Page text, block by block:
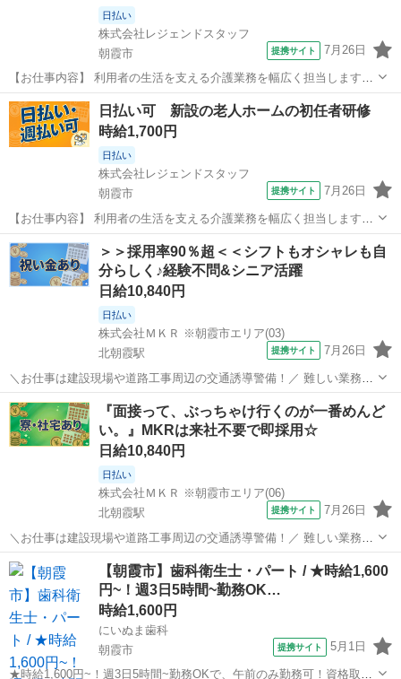
日払い
株式会社レジェンドスタッフ
朝霞市
提携サイト 7月26日
【お仕事内容】 利用者の生活を支える介護業務を幅広く担当します。
◆ 掃除・洗濯・買い物の手伝いから送迎まで多彩な業務。 ◆ アフタ
ーフォローで働きやすさをサポートします。 ※ 登録制のため紹介案件
は応募時で変わります。 ...
埼玉 朝霞市 介護
日払い可 新設の老人ホームの初任者研修
時給1,700円
日払い
株式会社レジェンドスタッフ
朝霞市
提携サイト 7月26日
【お仕事内容】 利用者の生活を支える介護業務を幅広く担当します。
◆ 掃除・洗濯・買い物の手伝いから送迎まで多彩な業務。 ◆ アフタ
ーフォローで働きやすさをサポートします。 ※ 登録制のため紹介案件
は応募時で変わります。 ...
埼玉 朝霞市 介護
＞＞採用率90％超＜＜シフトもオシャレも自
分らしく♪経験不問&シニア活躍
日給10,840円
日払い
株式会社ＭＫＲ ※朝霞市エリア(03)
北朝霞駅
提携サイト 7月26日
＼お仕事は建設現場や道路工事周辺の交通誘導警備！／ 難しい業務や
辛い力仕事はありません！ 初めての方でも丁寧な研修があるので、安
心してスタート出来ます！ ☆現場は東京都・埼玉県・千葉県に多数ご
用意しております！ ◎家具家電...
埼玉 朝霞市 北朝霞駅
『面接って、ぶっちゃけ行くのが一番めんど
い。』MKRは来社不要で即採用☆
日給10,840円
日払い
株式会社ＭＫＲ ※朝霞市エリア(06)
北朝霞駅
提携サイト 7月26日
＼お仕事は建設現場や道路工事周辺の交通誘導警備！／ 難しい業務や
辛い力仕事はありません！ 初めての方でも丁寧な研修があるので、安
心してスタート出来ます！ ☆現場は東京都・埼玉県・千葉県に多数ご
用意しております！ ◎家具家電...
埼玉 北朝霞駅 警備員
【朝霞市】歯科衛生士・パート / ★時給1,600
円~！週3日5時間~勤務OK…
時給1,600円
にいぬま歯科
朝霞市
提携サイト 5月1日
★時給1,600円~！週3日5時間~勤務OKで、午前のみ勤務可！資格取得